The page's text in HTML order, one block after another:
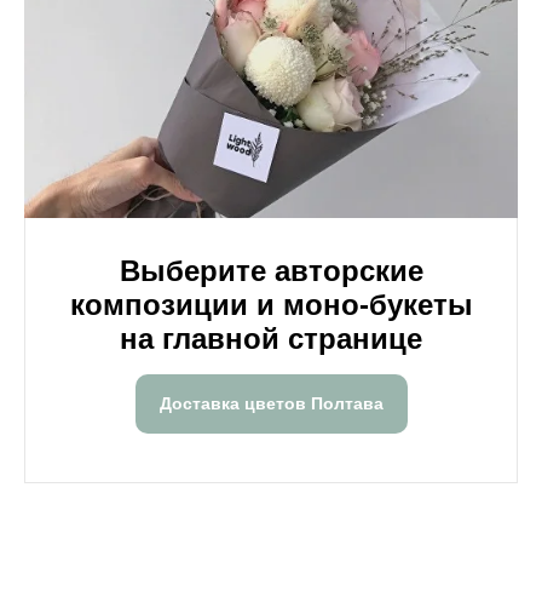
Выберите авторские
композиции и моно-букеты
на главной странице
Доставка цветов Полтава